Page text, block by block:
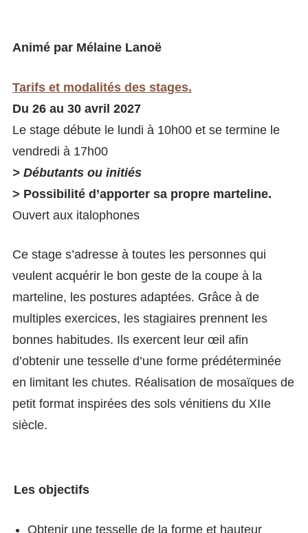
Animé par Mélaine Lanoë
Tarifs et modalités des stages.
Du 26 au 30 avril 2027
Le stage débute le lundi à 10h00 et se termine le
vendredi à 17h00
> Débutants ou initiés
> Possibilité d’apporter sa propre marteline.
Ouvert aux italophones
Ce stage s’adresse à toutes les personnes qui
veulent acquérir le bon geste de la coupe à la
marteline, les postures adaptées. Grâce à de
multiples exercices, les stagiaires prennent les
bonnes habitudes. Ils exercent leur œil afin
d’obtenir une tesselle d’une forme prédéterminée
en limitant les chutes. Réalisation de mosaïques de
petit format inspirées des sols vénitiens du XIIe
siècle.
Les objectifs
Obtenir une tesselle de la forme et hauteur